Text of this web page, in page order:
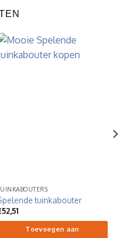
tuinkabouter
52,51
Toevoegen aan